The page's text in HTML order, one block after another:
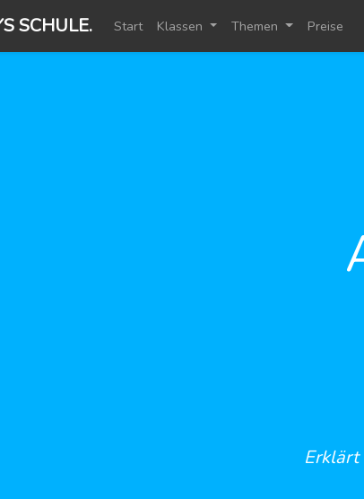
SCHULE. Start Klassen Themen Preise
Erklärt